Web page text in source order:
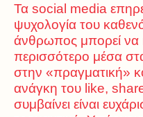
Τα social media
ψυχολογία του
άνθρωπος μπορεί να
περισσότερο μέσα
στην «πραγματική»
ανάγκη του like,
συμβαίνει είναι